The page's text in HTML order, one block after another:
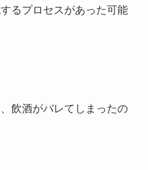
るプロセスがあった可能
飲酒がバレてしまったの